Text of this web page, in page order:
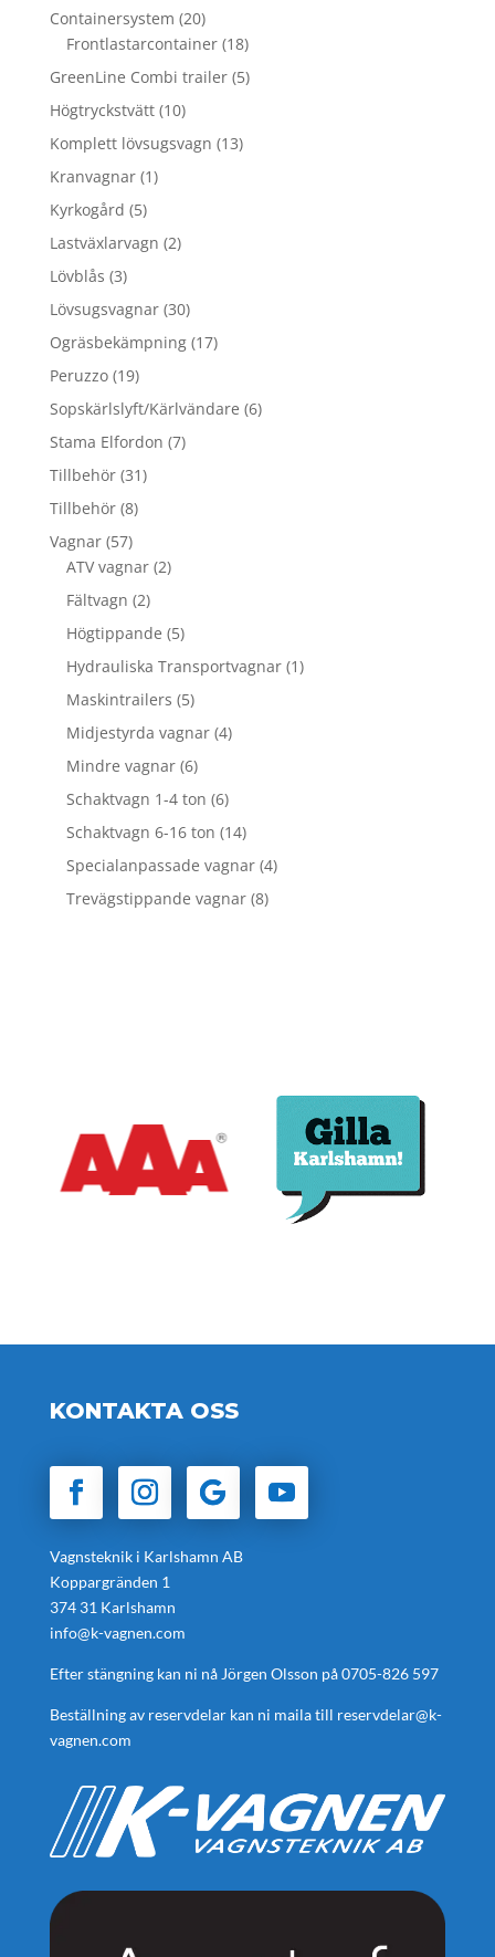
produkter
Containersystem 2020
produkter
Frontlastarcontainer 1818
produkter
GreenLine Combi trailer 55
Högtryckstvätt 1010
produkter
Komplett lövsugsvagn 1313
Kranvagnar 11
Kyrkogård 55
produkter
Lastväxlarvagn 22
Lövblås 33
produkter
Lövsugsvagnar 3030
produkter
Ogräsbekämpning 1717
Peruzzo 1919
produkter
Sopskärlslyft/Kärlvändare 66
Stama Elfordon 77
Tillbehör 3131
Tillbehör 88
Vagnar 5757
produkter
ATV vagnar 22
Fältvagn 22
produkter
Högtippande 55
produkter
Hydrauliska Transportvagnar 11
Maskintrailers 55
produkter
Midjestyrda vagnar 44
Mindre vagnar 66
produkter
Schaktvagn 1-4 ton 66
produkter
Schaktvagn 6-16 ton 1414
produkter
Specialanpassade vagnar 44
Trevägstippande vagnar 88
KONTAKTA OSS
Vagnsteknik i Karlshamn AB
Koppargränden 1
374 31 Karlshamn
info@k-vagnen.com
Efter stängning kan ni nå Jörgen Olsson på0705-826 597
Beställning av reservdelar kan ni maila till reservdelar@k-
vagnen.com